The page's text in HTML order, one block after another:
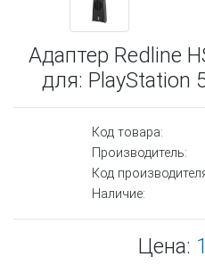
Адаптер Redline
для: PlayStation
Код товара:
Производитель:
Код
Наличие:
Цена: